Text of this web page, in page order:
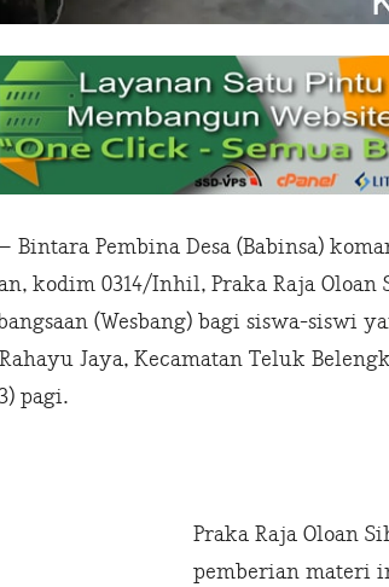
Pembina Desa (Babinsa)
kodim 0314/Inhil, Praka Raja
(Wesbang) bagi siswa-siswi
Jaya, Kecamatan Teluk
pagi.
Praka Raja Oloan
pemberian materi